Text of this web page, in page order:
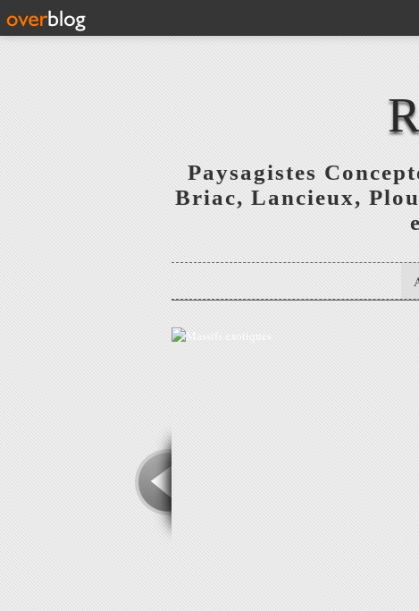
Paysagistes
Briac, Lancieux,